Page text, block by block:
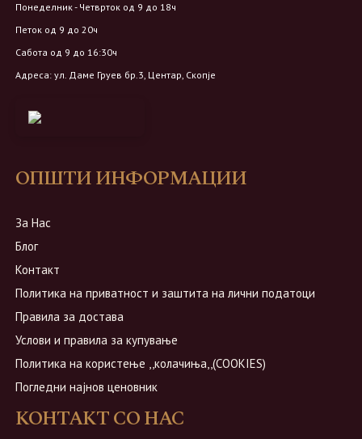
Понеделник - Четврток од 9 до 18ч
Петок од 9 до 20ч
Сабота од 9 до 16:30ч
Адреса: ул. Даме Груев бр.3, Центар, Скопје
ОПШТИ ИНФОРМАЦИИ
За Нас
Блог
Контакт
Политика на приватност и заштита на лични податоци
Правила за достава
Услови и правила за купување
Политика на користење ,,колачиња,,(COOKIES)
Погледни најнов ценовник
КОНТАКТ СО НАС